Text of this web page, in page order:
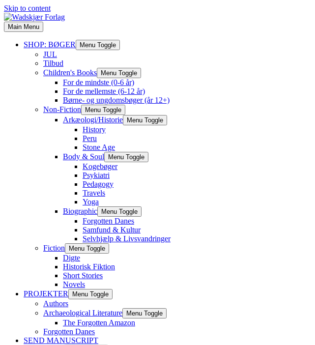
Skip to content
Main Menu
SHOP: BØGER Menu Toggle
JUL
Tilbud
Children's Books
Menu Toggle
For de mindste (0-6 år)
For de mellemste (6-12 år)
Børne- og ungdomsbøger (år 12+)
Non-Fiction
Menu Toggle
Arkæologi/Historie Menu Toggle
History
Peru
Stone Age
Body & Soul
Menu Toggle
Kogebøger
Psykiatri
Pedagogy
Travels
Yoga
Biographic
Menu Toggle
Forgotten Danes
Samfund & Kultur
Selvhjælp & Livsvandringer
Fiction
Menu Toggle
Digte
Historisk Fiktion
Short Stories
Novels
PROJEKTER
Menu Toggle
Authors
Archaeological Literature
Menu Toggle
The Forgotten Amazon
Forgotten Danes
SEND MANUSCRIPT